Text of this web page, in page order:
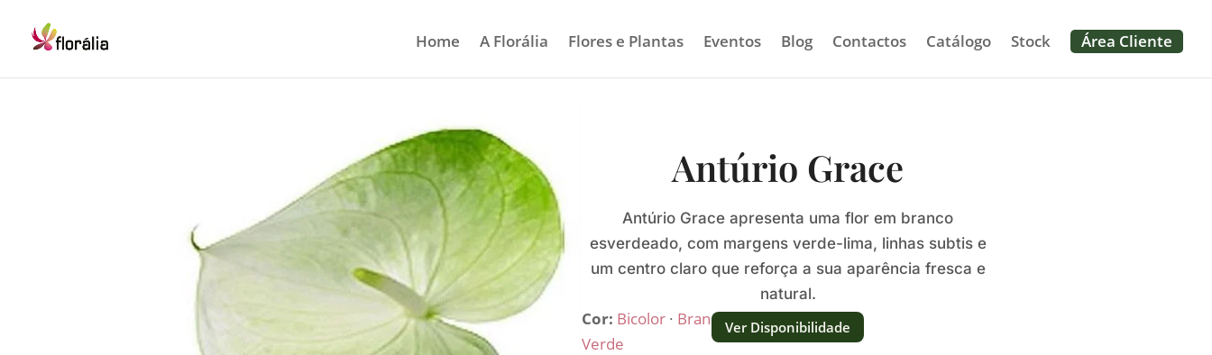
Home A Florália Flores e Plantas Eventos Blog Contactos Catálogo Stock Área Cliente
Antúrio Grace
Antúrio Grace apresenta uma flor em branco
esverdeado, com margens verde-lima, linhas subtis e
um centro claro que reforça a sua aparência fresca e
natural.
Cor: Bicolor · Branco·
Verde
Ver Disponibilidade